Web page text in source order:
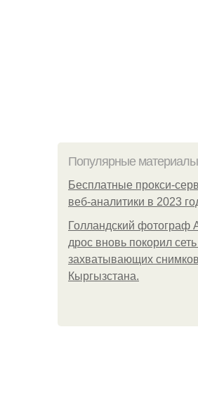
Популярные материалы
Бесплатные прокси-
веб-аналитики в 2023
Голландский фотограф
дрос вновь покорил
захватывающих
Кыргызстана.